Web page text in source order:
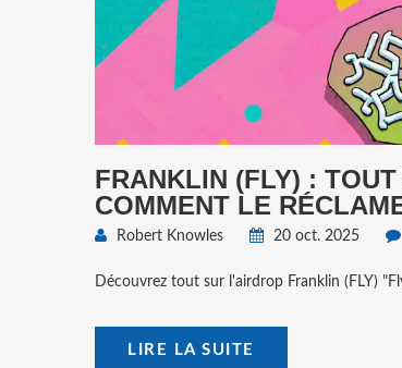
FRANKLIN (FLY) :
COMMENT LE
Robert Knowles 20 oct. 2025
Découvrez tout sur l'airdrop Franklin (FLY)
LIRE LA SUITE